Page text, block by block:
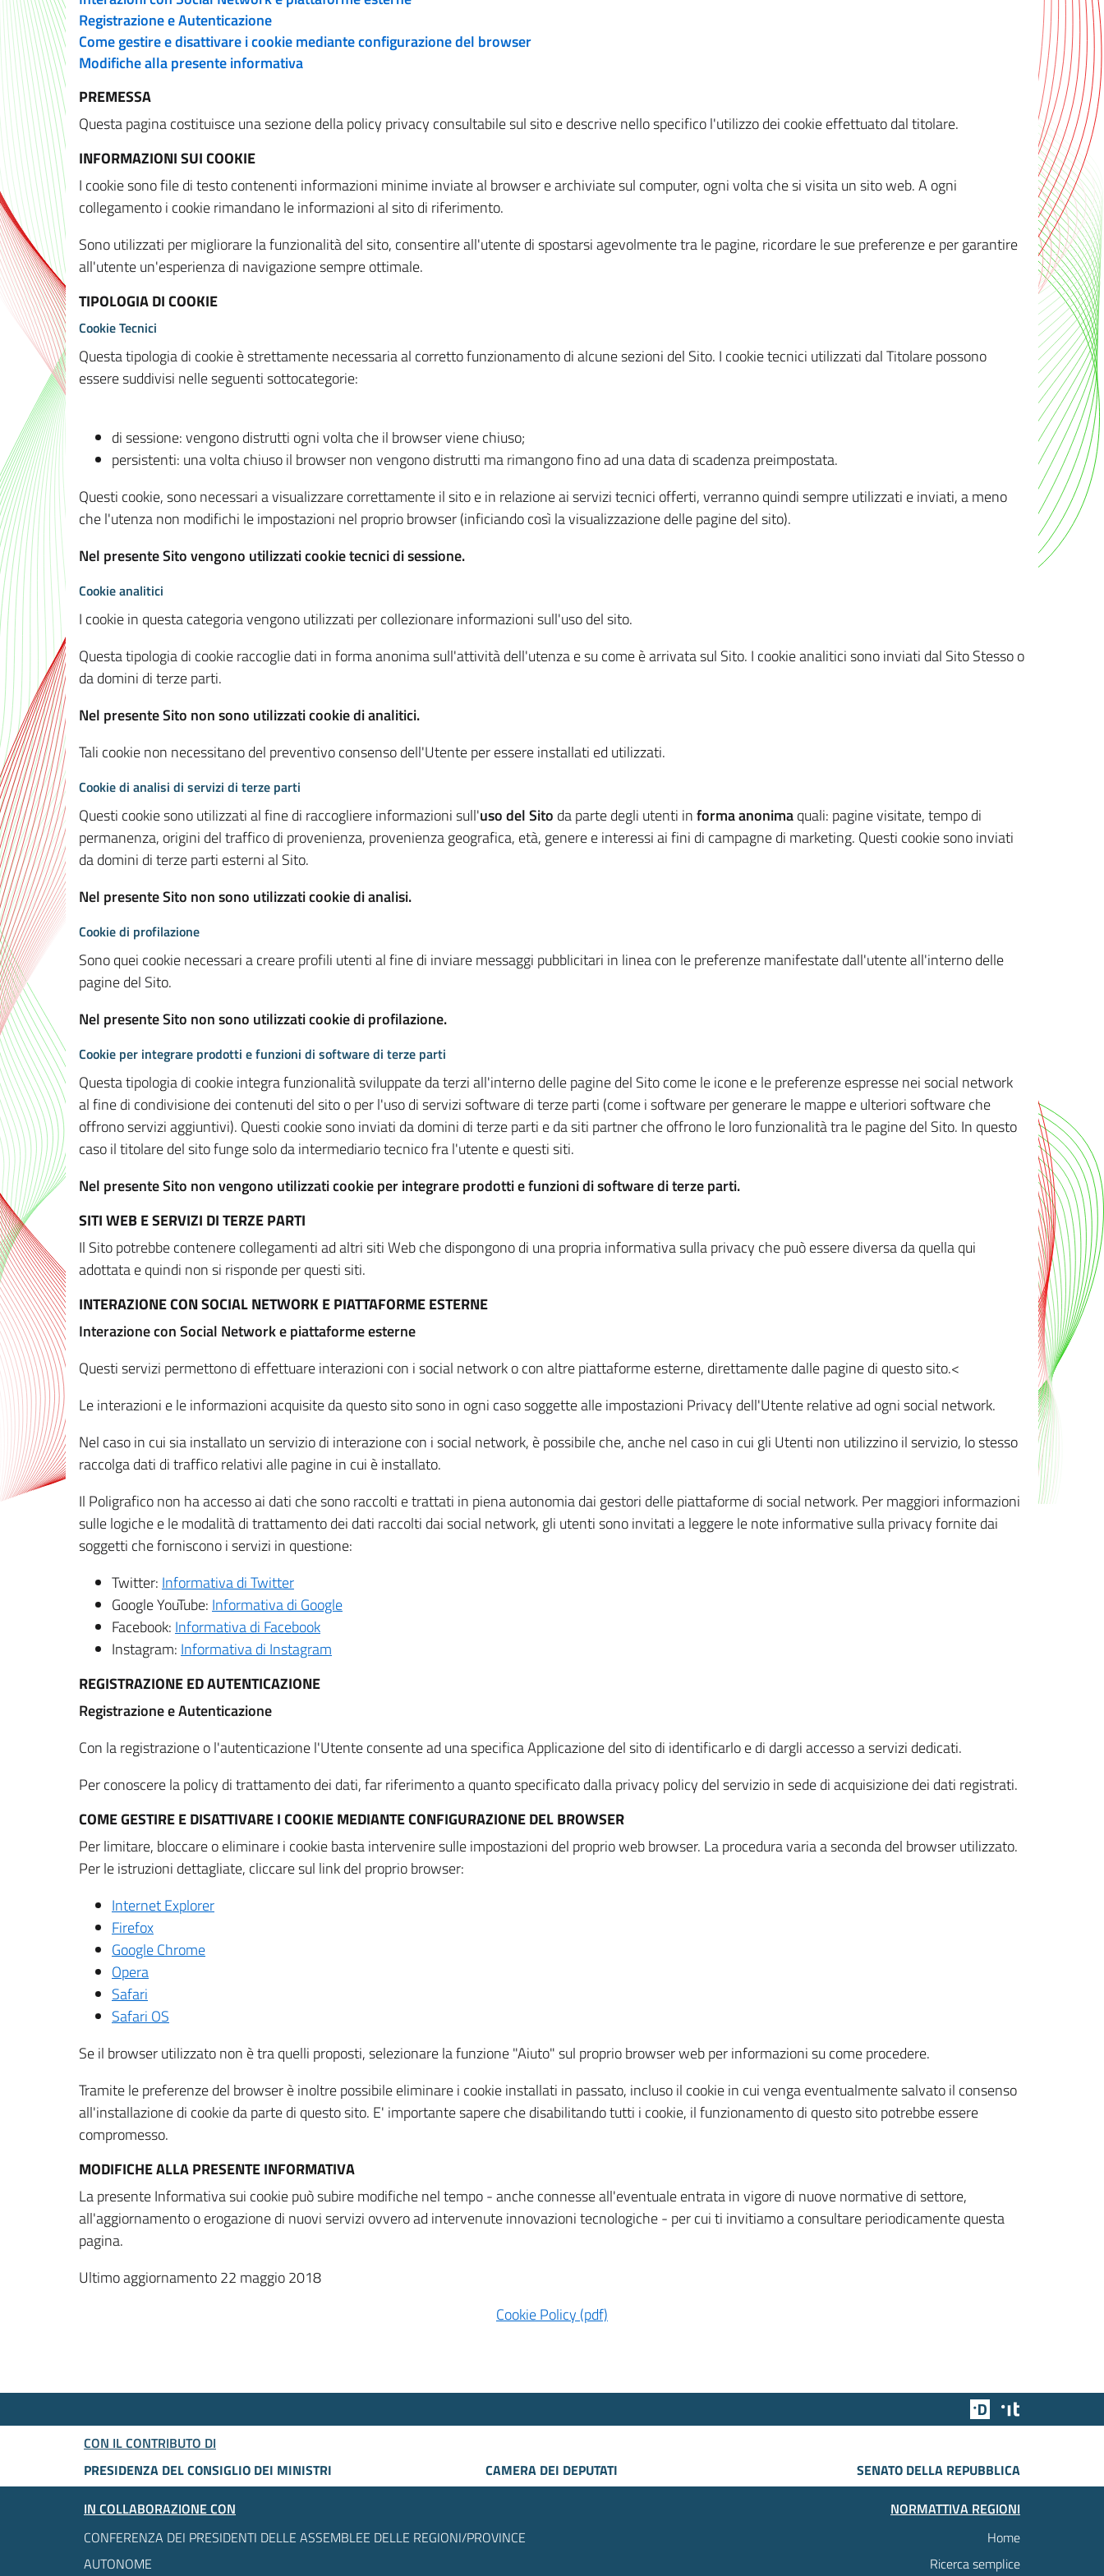
Registrazione e Autenticazione
Come gestire e disattivare i cookie mediante configurazione del browser
Modifiche alla presente informativa
PREMESSA
Questa pagina costituisce una sezione della policy privacy consultabile sul sito e descrive nello specifico l'utilizzo dei cookie effettuato dal titolare.
INFORMAZIONI SUI COOKIE
I cookie sono file di testo contenenti informazioni minime inviate al browser e archiviate sul computer, ogni volta che si visita un sito web. A ogni
collegamento i cookie rimandano le informazioni al sito di riferimento.
Sono utilizzati per migliorare la funzionalità del sito, consentire all'utente di spostarsi agevolmente tra le pagine, ricordare le sue preferenze e per garantire
all'utente un'esperienza di navigazione sempre ottimale.
TIPOLOGIA DI COOKIE
Cookie Tecnici
Questa tipologia di cookie è strettamente necessaria al corretto funzionamento di alcune sezioni del Sito. I cookie tecnici utilizzati dal Titolare possono
essere suddivisi nelle seguenti sottocategorie:
di sessione: vengono distrutti ogni volta che il browser viene chiuso;
persistenti: una volta chiuso il browser non vengono distrutti ma rimangono fino ad una data di scadenza preimpostata.
Questi cookie, sono necessari a visualizzare correttamente il sito e in relazione ai servizi tecnici offerti, verranno quindi sempre utilizzati e inviati, a meno
che l'utenza non modifichi le impostazioni nel proprio browser (inficiando così la visualizzazione delle pagine del sito).
Nel presente Sito vengono utilizzati cookie tecnici di sessione.
Cookie analitici
I cookie in questa categoria vengono utilizzati per collezionare informazioni sull'uso del sito.
Questa tipologia di cookie raccoglie dati in forma anonima sull'attività dell'utenza e su come è arrivata sul Sito. I cookie analitici sono inviati dal Sito Stesso o
da domini di terze parti.
Nel presente Sito non sono utilizzati cookie di analitici.
Tali cookie non necessitano del preventivo consenso dell'Utente per essere installati ed utilizzati.
Cookie di analisi di servizi di terze parti
Questi cookie sono utilizzati al fine di raccogliere informazioni sull'uso del Sito da parte degli utenti informa anonimaquali: pagine visitate, tempo di
permanenza, origini del traffico di provenienza, provenienza geografica, età, genere e interessi ai fini di campagne di marketing. Questi cookie sono inviati
da domini di terze parti esterni al Sito.
Nel presente Sito non sono utilizzati cookie di analisi.
Cookie di profilazione
Sono quei cookie necessari a creare profili utenti al fine di inviare messaggi pubblicitari in linea con le preferenze manifestate dall'utente all'interno delle
pagine del Sito.
Nel presente Sito non sono utilizzati cookie di profilazione.
Cookie per integrare prodotti e funzioni di software di terze parti
Questa tipologia di cookie integra funzionalità sviluppate da terzi all'interno delle pagine del Sito come le icone e le preferenze espresse nei social network
al fine di condivisione dei contenuti del sito o per l'uso di servizi software di terze parti (come i software per generare le mappe e ulteriori software che
offrono servizi aggiuntivi). Questi cookie sono inviati da domini di terze parti e da siti partner che offrono le loro funzionalità tra le pagine del Sito. In questo
caso il titolare del sito funge solo da intermediario tecnico fra l'utente e questi siti.
Nel presente Sito non vengono utilizzati cookie per integrare prodotti e funzioni di software di terze parti.
SITI WEB E SERVIZI DI TERZE PARTI
Il Sito potrebbe contenere collegamenti ad altri siti Web che dispongono di una propria informativa sulla privacy che può essere diversa da quella qui
adottata e quindi non si risponde per questi siti.
INTERAZIONE CON SOCIAL NETWORK E PIATTAFORME ESTERNE
Interazione con Social Network e piattaforme esterne
Questi servizi permettono di effettuare interazioni con i social network o con altre piattaforme esterne, direttamente dalle pagine di questo sito.<
Le interazioni e le informazioni acquisite da questo sito sono in ogni caso soggette alle impostazioni Privacy dell'Utente relative ad ogni social network.
Nel caso in cui sia installato un servizio di interazione con i social network, è possibile che, anche nel caso in cui gli Utenti non utilizzino il servizio, lo stesso
raccolga dati di traffico relativi alle pagine in cui è installato.
Il Poligrafico non ha accesso ai dati che sono raccolti e trattati in piena autonomia dai gestori delle piattaforme di social network. Per maggiori informazioni
sulle logiche e le modalità di trattamento dei dati raccolti dai social network, gli utenti sono invitati a leggere le note informative sulla privacy fornite dai
soggetti che forniscono i servizi in questione:
Twitter: Informativa di Twitter
Google YouTube: Informativa di Google
Facebook: Informativa di Facebook
Instagram: Informativa di Instagram
REGISTRAZIONE ED AUTENTICAZIONE
Registrazione e Autenticazione
Con la registrazione o l'autenticazione l'Utente consente ad una specifica Applicazione del sito di identificarlo e di dargli accesso a servizi dedicati.
Per conoscere la policy di trattamento dei dati, far riferimento a quanto specificato dalla privacy policy del servizio in sede di acquisizione dei dati registrati.
COME GESTIRE E DISATTIVARE I COOKIE MEDIANTE CONFIGURAZIONE DEL BROWSER
Per limitare, bloccare o eliminare i cookie basta intervenire sulle impostazioni del proprio web browser. La procedura varia a seconda del browser utilizzato.
Per le istruzioni dettagliate, cliccare sul link del proprio browser:
Internet Explorer
Firefox
Google Chrome
Opera
Safari
Safari OS
Se il browser utilizzato non è tra quelli proposti, selezionare la funzione "Aiuto" sul proprio browser web per informazioni su come procedere.
Tramite le preferenze del browser è inoltre possibile eliminare i cookie installati in passato, incluso il cookie in cui venga eventualmente salvato il consenso
all'installazione di cookie da parte di questo sito. E' importante sapere che disabilitando tutti i cookie, il funzionamento di questo sito potrebbe essere
compromesso.
MODIFICHE ALLA PRESENTE INFORMATIVA
La presente Informativa sui cookie può subire modifiche nel tempo - anche connesse all'eventuale entrata in vigore di nuove normative di settore,
all'aggiornamento o erogazione di nuovi servizi ovvero ad intervenute innovazioni tecnologiche - per cui ti invitiamo a consultare periodicamente questa
pagina.
Ultimo aggiornamento 22 maggio 2018
Cookie Policy (pdf)
Team Digitale
CON IL CONTRIBUTO DI
PRESIDENZA DEL CONSIGLIO DEI MINISTRI
CAMERA DEI DEPUTATI
SENATO DELLA REPUBBLICA
IN COLLABORAZIONE CON
CONFERENZA DEI PRESIDENTI DELLE ASSEMBLEE DELLE REGIONI/PROVINCE
AUTONOME
NORMATTIVA REGIONI
Home
Ricerca semplice